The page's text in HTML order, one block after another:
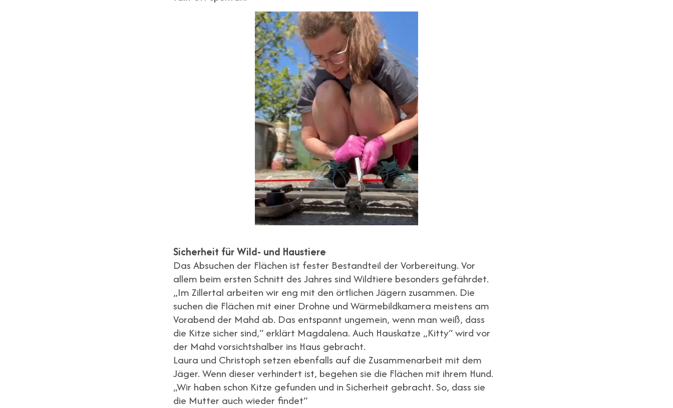
Sicherheit für Wild- und Haustiere
Das Absuchen der Flächen ist fester Bestandteil der Vorbereitung. Vor
allem beim ersten Schnitt des Jahres sind Wildtiere besonders gefährdet.
„Im Zillertal arbeiten wir eng mit den örtlichen Jägern zusammen. Die
suchen die Flächen mit einer Drohne und Wärmebildkamera meistens am
Vorabend der Mahd ab. Das entspannt ungemein, wenn man weiß, dass
die Kitze sicher sind,“ erklärt Magdalena. Auch Hauskatze „Kitty“ wird vor
der Mahd vorsichtshalber ins Haus gebracht.
Laura und Christoph setzen ebenfalls auf die Zusammenarbeit mit dem
Jäger. Wenn dieser verhindert ist, begehen sie die Flächen mit ihrem Hund.
„Wir haben schon Kitze gefunden und in Sicherheit gebracht. So, dass sie
die Mutter auch wieder findet“